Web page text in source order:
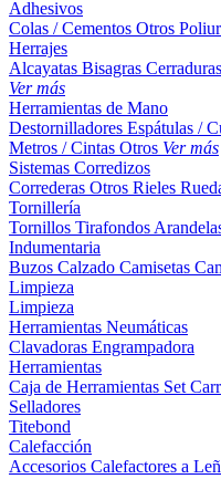
Adhesivos
Colas / Cementos Otros
Herrajes
Alcayatas Bisagras
Ver más
Herramientas de Mano
Destornilladores Espátulas /
Metros / Cintas Otros Ver más
Sistemas Corredizos
Correderas Otros Rieles
Tornillería
Tornillos Tirafondos
Indumentaria
Buzos Calzado Camisetas
Limpieza
Limpieza
Herramientas Neumáticas
Clavadoras Engrampadora
Herramientas
Caja de Herramientas Set
Selladores
Titebond
Calefacción
Accesorios Calefactores a